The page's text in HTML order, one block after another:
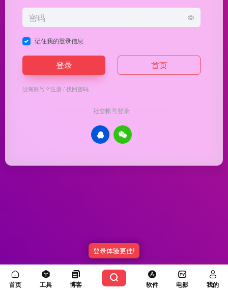
记住我的登录信息
登录 首页
没有账号？注册/找回密码
社交帐号登录
Copyright © 2026 优渥导航 冀ICP备20003336号-5由 OneNav强力驱动
首页 工具 博客 软件 电影 我的
登录体验更佳!